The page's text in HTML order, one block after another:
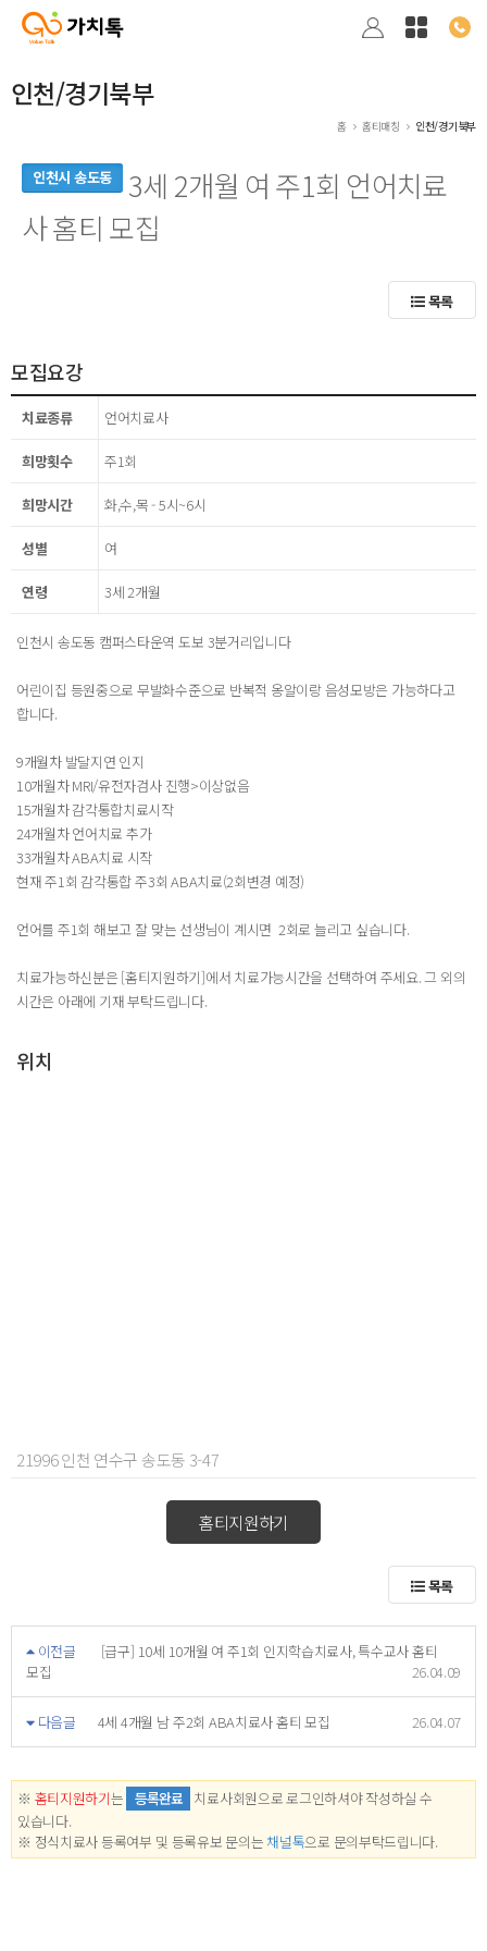
인천/경기북부
홈 홈티매칭 인천/경기북부
인천시 송도동
3세 2개월 여 주1회 언어치료
사 홈티 모집
목록
모집요강
치료종류 언어치료사
희망횟수 주1회
희망시간 화,수,목 - 5시~6시
성별 여
연령 3세 2개월
인천시 송도동 캠퍼스타운역 도보 3분거리입니다
어린이집 등원중으로 무발화수준으로 반복적 옹알이랑 음성모방은 가능하다고
합니다.
9개월차 발달지연 인지
10개월차 MRI/유전자검사 진행>이상없음
15개월차 감각통합치료시작
24개월차 언어치료 추가
33개월차 ABA치료 시작
현재 주1회 감각통합 주3회 ABA치료(2회변경 예정)
언어를 주1회 해보고 잘 맞는 선생님이 계시면 2회로 늘리고 싶습니다.
치료가능하신분은 [홈티지원하기]에서 치료가능시간을 선택하여 주세요. 그 외의
시간은 아래에 기재 부탁드립니다.
위치
21996 인천 연수구 송도동 3-47
홈티지원하기
목록
이전글
[급구] 10세 10개월 여 주1회 인지학습치료사, 특수교사 홈티
모집
26.04.09
다음글 4세 4개월 남 주2회 ABA치료사 홈티 모집 26.04.07
※ 홈티지원하기는 등록완료 치료사회원으로 로그인하셔야 작성하실 수
있습니다.
※ 정식치료사 등록여부 및 등록유보 문의는 채널톡으로 문의부탁드립니다.